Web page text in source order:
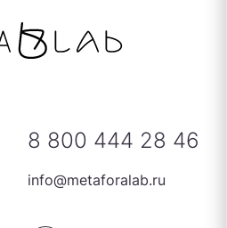
8 800 444 28 46
info@metaforalab.ru